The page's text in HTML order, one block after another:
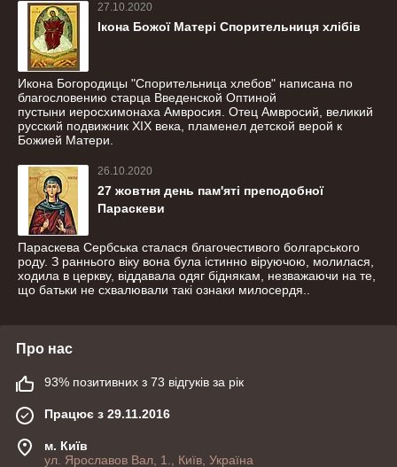
27.10.2020
Ікона Божої Матері Спорительниця хлібів
Икона Богородицы "Спорительница хлебов" написана по
благословению старца Введенской Оптиной
пустыни иеросхимонаха Амвросия. Отец Амвросий, великий
русский подвижник ХIХ века, пламенел детской верой к
Божией Матери.
26.10.2020
27 жовтня день пам'яті преподобної
Параскеви
Параскева Сербська сталася благочестивого болгарського
роду. З раннього віку вона була істинно віруючою, молилася,
ходила в церкву, віддавала одяг біднякам, незважаючи на те,
що батьки не схвалювали такі ознаки милосердя..
Про нас
93% позитивних з 73 відгуків за рік
Працює з 29.11.2016
м. Київ
ул. Ярославов Вал, 1., Київ, Україна